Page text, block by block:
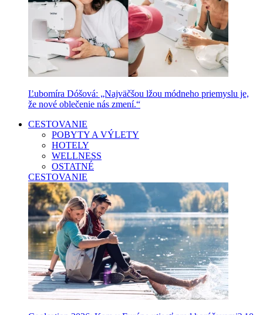
Ľubomíra Dóšová: „Najväčšou lžou módneho priemyslu je,
že nové oblečenie nás zmení.“
CESTOVANIE
POBYTY A VÝLETY
HOTELY
WELLNESS
OSTATNÉ
CESTOVANIE